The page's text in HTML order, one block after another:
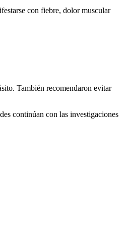
con fiebre, dolor muscular
También recomendaron evitar
continúan con las investigaciones